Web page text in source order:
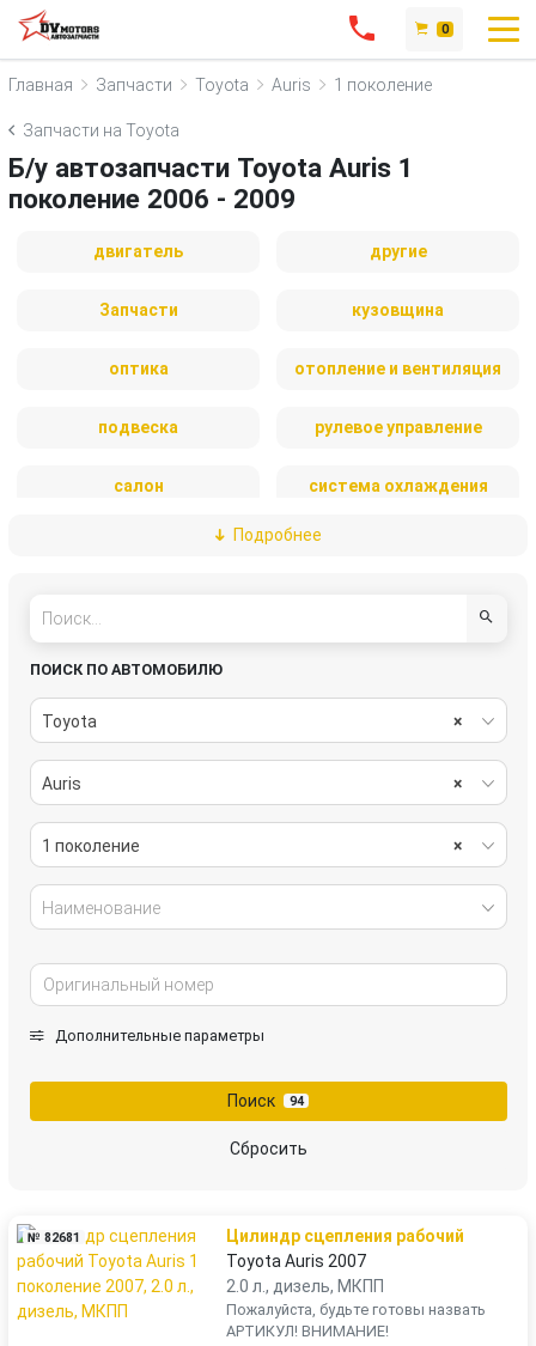
0
Главная Запчасти Toyota Auris 1 поколение
Запчасти на Toyota
Б/у автозапчасти Toyota Auris 1
поколение 2006 - 2009
двигатель другие
Запчасти кузовщина
оптика отопление и вентиляция
подвеска рулевое управление
салон система охлаждения
системы комфорта
тормозная система
электрика
Подробнее
ПОИСК ПО АВТОМОБИЛЮ
×
Toyota
×
Auris
×
1 поколение
Наименование
Дополнительные параметры
Поиск 94
Сбросить
№ 82681
Цилиндр сцепления рабочий
Toyota Auris 2007
2.0 л., дизель, МКПП
Пожалуйста, будьте готовы назвать
АРТИКУЛ! ВНИМАНИЕ!